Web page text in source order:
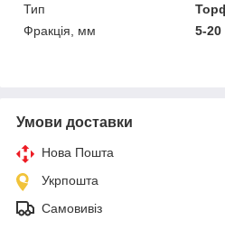
Тип
Фракція, мм
5-20
Умови доставки
Нова Пошта
Укрпошта
Самовивіз